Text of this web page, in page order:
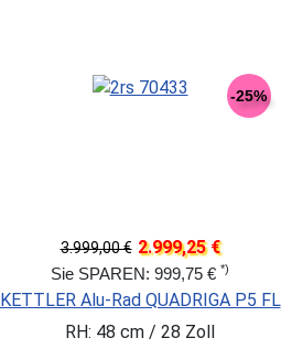
-25%
3.999,00 € 2.999,25 €
Sie SPAREN: 999,75 € *)
KETTLER Alu-Rad QUADRIGA P5 FL
RH: 48 cm / 28 Zoll